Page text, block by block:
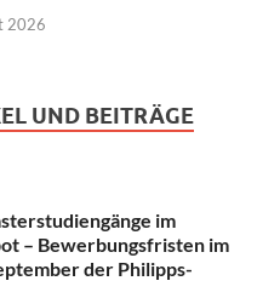
2026
UND BEITRÄGE
im
– Bewerbungsfristen im
der Philipps-